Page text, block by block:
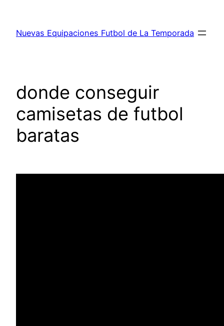
contenido
Nuevas Equipaciones Futbol de La Temporada
donde conseguir
camisetas de futbol
baratas